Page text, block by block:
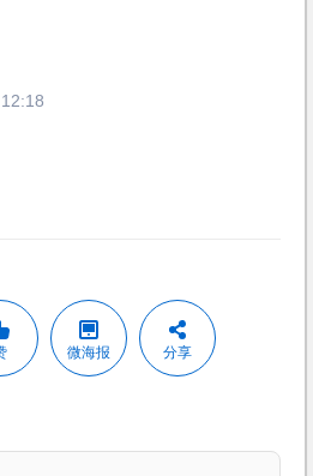
微海报 分享